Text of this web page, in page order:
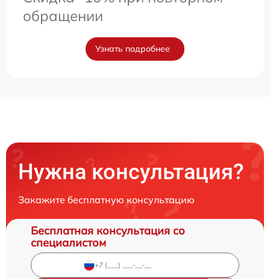
обращении
Узнать подробнее
Нужна консультация?
Закажите бесплатную консультацию
Бесплатная консультация со
специалистом